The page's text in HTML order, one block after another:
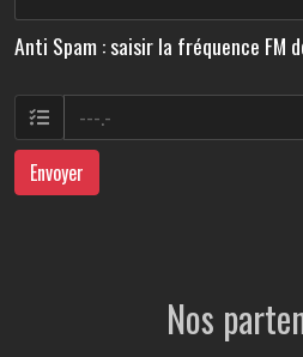
Anti Spam : saisir la fréquence FM
Envoyer
Nos